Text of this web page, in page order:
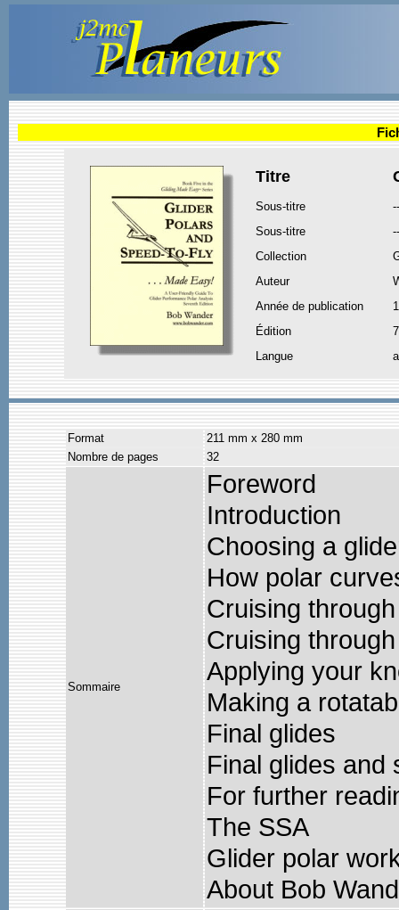
Titre
Sous-titre
--
Sous-titre
--
Collection
Auteur
Année de publication
Édition
Langue
Format
211 mm x 280 mm
Nombre de pages
32
Sommaire
Foreword
Introduction
Choosing a
How polar
Cruising
Cruising
Applying your
Making a
Final glides
Final glides and
For further
The SSA
Glider polar
About Bob